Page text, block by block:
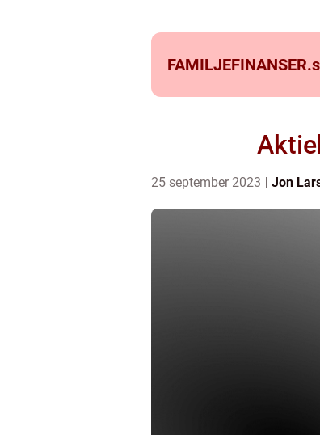
FAMILJEFINANSER.
25 september 2023 Jon